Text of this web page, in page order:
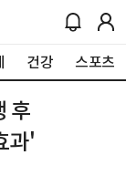
건강 스포츠
후
과'